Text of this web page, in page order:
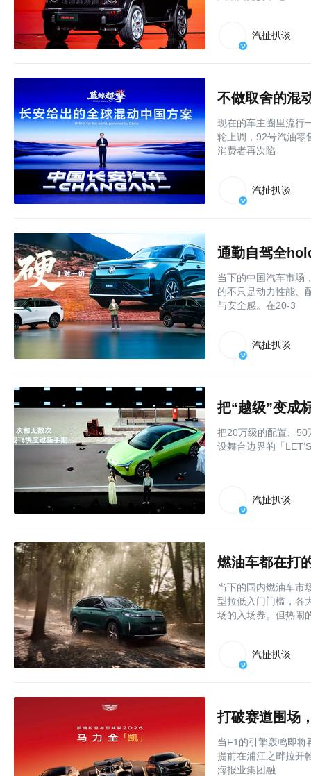
汽扯扒谈
不做取舍的混
现在的车主圈里流行
轮上调，92号汽油零
消费者再次陷
汽扯扒谈
通勤自驾全
当下的中国汽车市场
的不只是动力性能、
与安全感。在20-3
汽扯扒谈
把“越级”变成
把20万级的配置、50
设舞台边界的「
汽扯扒谈
燃油车都在打
当下的国内燃油车市
型拉低入门门槛，各
场的入场券。但热闹
汽扯扒谈
打破赛道围场
当F1的引擎轰鸣即将
提前在浦江之畔拉开
海报业集团融